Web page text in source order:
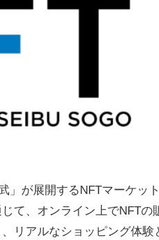
」が展開するNFTマーケッ
て、オンライン上でNFTの
リアルなショッピング体験